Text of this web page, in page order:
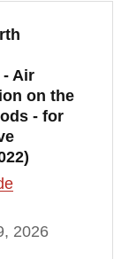
Air
on the
- for
2026